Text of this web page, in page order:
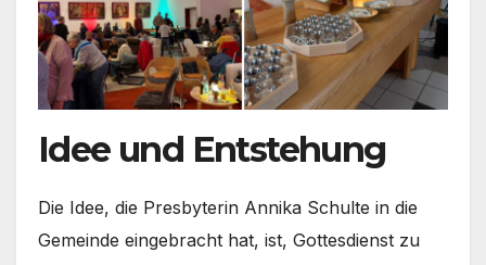
Idee und Entstehung
Die Idee, die Pres­by­te­rin Anni­ka Schul­te in die
Gemein­de ein­ge­bracht hat, ist, Got­tes­dienst zu